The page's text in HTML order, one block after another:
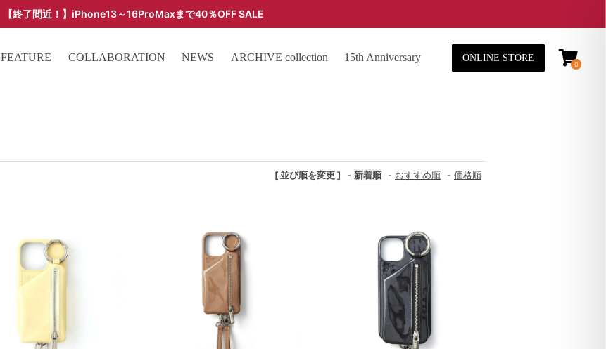
【終了間近！】iPhone13～16ProMaxまで40％OFF SALE
FEATURE COLLABORATION NEWS ARCHIVE collection 15th Anniversary ONLINE STORE
0
[ 並び順を変更 ] - 新着順 - おすすめ順 - 価格順